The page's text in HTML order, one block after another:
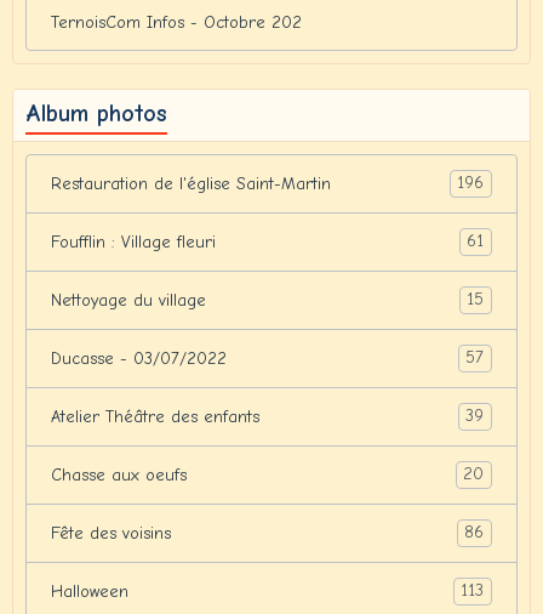
TernoisCom Infos - Octobre 202
Album photos
Restauration de l'église Saint-Martin 196
Foufflin : Village fleuri 61
Nettoyage du village 15
Ducasse - 03/07/2022 57
Atelier Théâtre des enfants 39
Chasse aux oeufs 20
Fête des voisins 86
Halloween 113